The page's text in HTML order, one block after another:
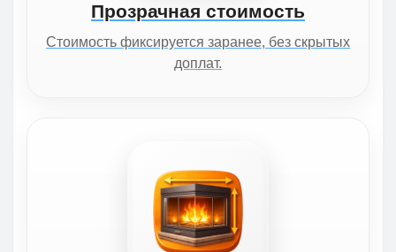
Прозрачная стоимость
Стоимость фиксируется заранее, без скрытых
доплат.